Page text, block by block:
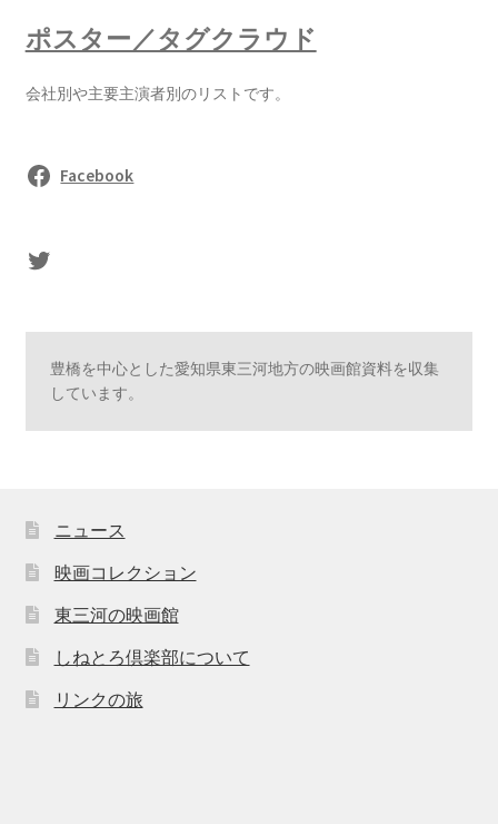
ポスター／タグクラウド
会社別や主要主演者別のリストです。
Facebook
sasaki's Twitter
豊橋を中心とした愛知県東三河地方の映画館資料を収集
しています。
ニュース
映画コレクション
東三河の映画館
しねとろ倶楽部について
リンクの旅